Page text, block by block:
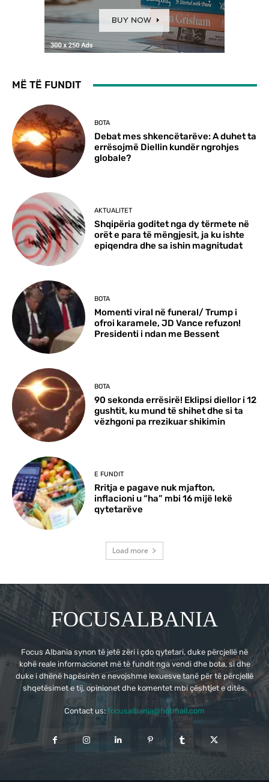
MË TË FUNDIT
BOTA
Debat mes shkencëtarëve: A duhet ta
errësojmë Diellin kundër ngrohjes
globale?
AKTUALITET
Shqipëria goditet nga dy tërmete në
orët e para të mëngjesit, ja ku ishte
epiqendra dhe sa ishin magnitudat
BOTA
Momenti viral në funeral/ Trump i
ofroi karamele, JD Vance refuzon!
Presidenti i ndan me Bessent
BOTA
90 sekonda errësirë! Eklipsi diellor i 12
gushtit, ku mund të shihet dhe si ta
vëzhgoni pa rrezikuar shikimin
E FUNDIT
Rritja e pagave nuk mjafton,
inflacioni u “ha” mbi 16 mijë lekë
qytetarëve
Load more
FOCUSALBANIA
Focus Albania synon të jetë zëri i çdo qytetari, duke përcjellë në
kohë reale informacionet më të fundit nga vendi dhe bota, si dhe
duke i dhënë hapësirën e nevojshme lexuesve tanë për të përcjellë
shqetësimet e tij, opinionet dhe komentet mbi çështjet e ditës.
Contact us:focusalbania@hotmail.com